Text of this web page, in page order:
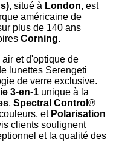
, situé à London, est
américaine de
plus de 140 ans
Corning.
et d'optique de
lunettes Serengeti
de verre exclusive.
3-en-1 unique à la
, Spectral Control®
et Polarisation
clients soulignent
et la qualité des